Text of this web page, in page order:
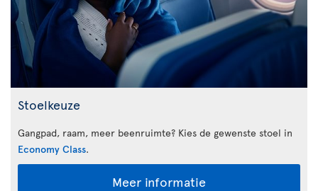
Stoelkeuze
Gangpad, raam, meer beenruimte? Kies de gewenste stoel in
Economy Class.
Meer informatie